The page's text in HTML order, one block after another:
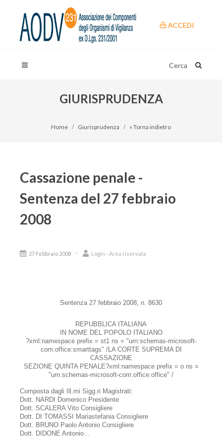
ACCEDI
Cerca
GIURISPRUDENZA
Home Giurisprudenza « Torna indietro
Cassazione penale -
Sentenza del 27 febbraio
2008
27 Febbraio 2008 Login - Area riservata
Sentenza 27 febbraio 2008, n. 8630
REPUBBLICA ITALIANA
IN NOME DEL POPOLO ITALIANO
?xml:namespace prefix = st1 ns = "urn:schemas-microsoft-
com:office:smarttags" /LA CORTE SUPREMADI
CASSAZIONE
SEZIONE QUINTA PENALE?xml:namespace prefix = o ns =
"urn:schemas-microsoft-com:office:office" /
Composta dagli Ill.mi Sigg.ri Magistrati:
Dott. NARDI Domenico Presidente
Dott. SCALERA Vito Consigliere
Dott. DI TOMASSI Mariastefania Consigliere
Dott. BRUNO Paolo Antonio Consigliere
Dott. DIDONE Antonio...